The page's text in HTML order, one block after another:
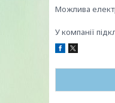
У компанії